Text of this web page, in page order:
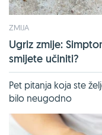
ZMIJA
Ugriz zmije:
smijete učiniti?
Pet pitanja koja ste
bilo neugodno